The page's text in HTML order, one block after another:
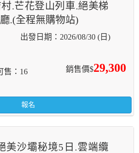
.芒花登山列車.絕美梯
.(全程無購物站)
2026/08/30 (日)
銷售價$29,300
售 16
報名
美沙壩秘境5日.雲端纜